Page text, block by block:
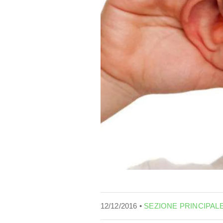
12/12/2016 • SEZIONE